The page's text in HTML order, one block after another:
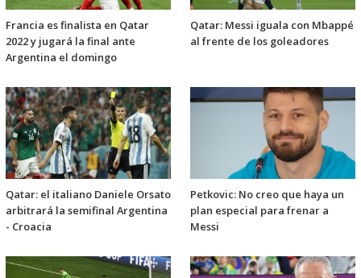
Francia es finalista en Qatar
2022 y jugará la final ante
Argentina el domingo
Qatar: Messi iguala con Mbappé
al frente de los goleadores
Qatar: el italiano Daniele Orsato
arbitrará la semifinal Argentina
- Croacia
Petkovic: No creo que haya un
plan especial para frenar a
Messi